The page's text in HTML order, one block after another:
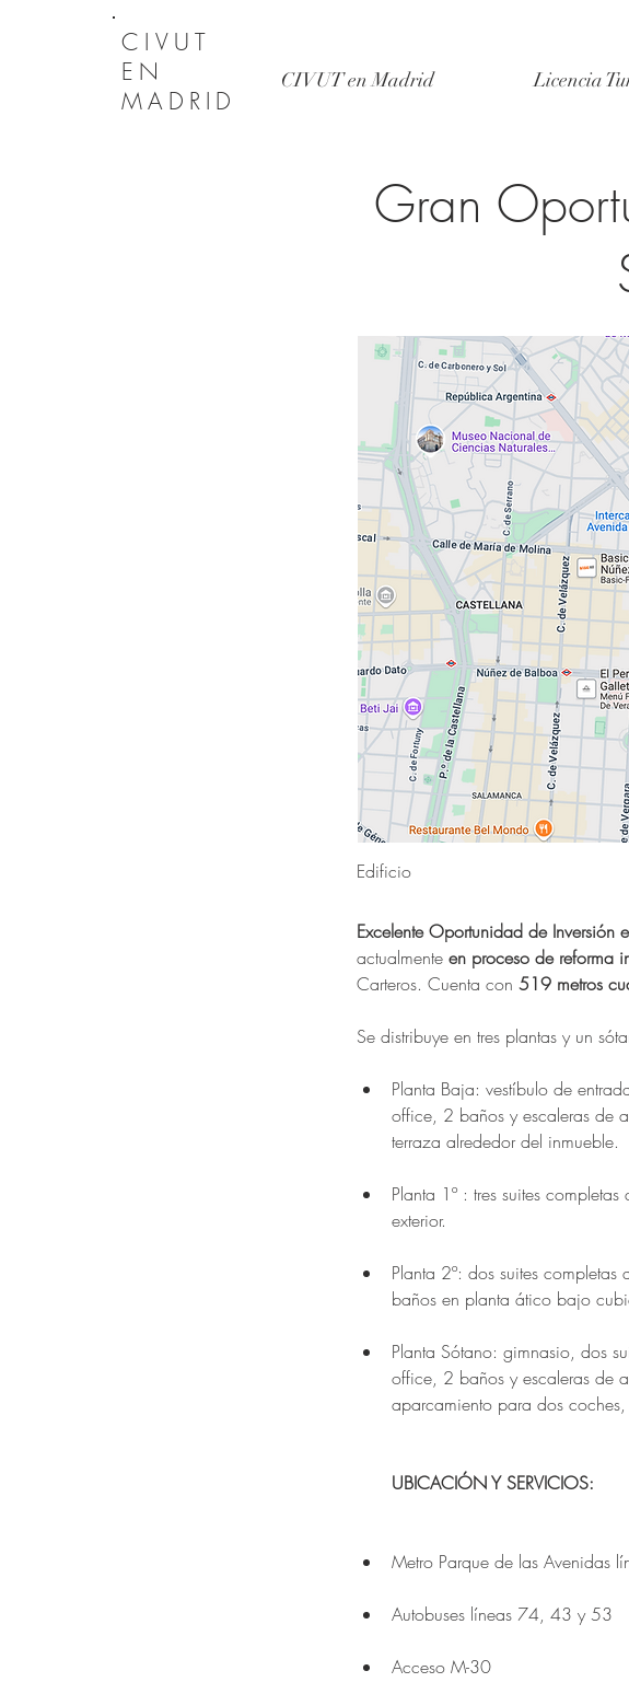
CIVUT
EN
MADRID
CIVUT en Madrid Licencia
Gran
Edificio
Excelente Oportunidad de
actualmente en proceso de reforma
Carteros. Cuenta con 519 metros
Se distribuye en tres plantas y un
Planta Baja: vestíbulo de
office, 2 baños y escaleras de
terraza alrededor del inmueble.
Planta 1º : tres suites
exterior.
Planta 2º: dos suites
baños en planta ático bajo
Planta Sótano: gimnasio, dos
office, 2 baños y escaleras de
aparcamiento para dos
UBICACIÓN Y SERVICIOS:
Metro Parque de las Avenidas
Autobuses líneas 74, 43 y 53
Acceso M-30